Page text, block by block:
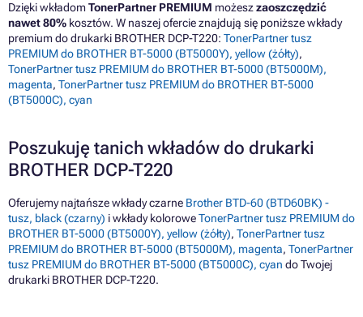
Dzięki wkładomTonerPartner PREMIUM możeszzaoszczędzić
nawet 80% kosztów. W naszej ofercie znajdują się poniższe wkłady
premium do drukarki BROTHER DCP-T220: TonerPartner tusz
PREMIUM do BROTHER BT-5000 (BT5000Y), yellow (żółty),
TonerPartner tusz PREMIUM do BROTHER BT-5000 (BT5000M),
magenta, TonerPartner tusz PREMIUM do BROTHER BT-5000
(BT5000C), cyan
Poszukuję tanich wkładów do drukarki
BROTHER DCP-T220
Oferujemy najtańsze wkłady czarne Brother BTD-60 (BTD60BK) -
tusz, black (czarny) i wkłady koloroweTonerPartner tusz PREMIUM do
BROTHER BT-5000 (BT5000Y), yellow (żółty), TonerPartner tusz
PREMIUM do BROTHER BT-5000 (BT5000M), magenta, TonerPartner
tusz PREMIUM do BROTHER BT-5000 (BT5000C), cyan do Twojej
drukarki BROTHER DCP-T220.